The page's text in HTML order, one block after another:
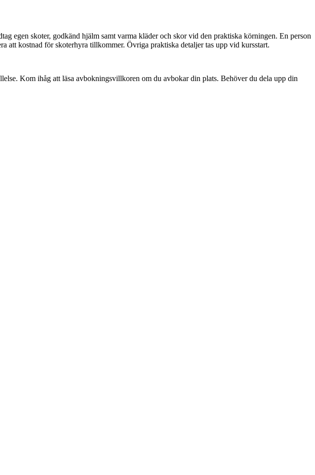
egen skoter, godkänd hjälm samt varma kläder och skor vid den praktiska körningen. En person
att kostnad för skoterhyra tillkommer. Övriga praktiska detaljer tas upp vid kursstart.
Kom ihåg att läsa avbokningsvillkoren om du avbokar din plats. Behöver du dela upp din